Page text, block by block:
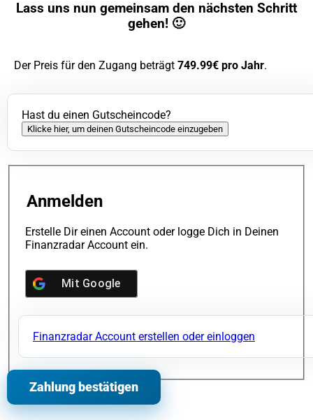
Lass uns nun gemeinsam den nächsten Schritt
gehen! 🙂
Der Preis für den Zugang beträgt 749.99€ pro Jahr.
Hast du einen Gutscheincode?
Klicke hier, um deinen Gutscheincode einzugeben
Anmelden
Erstelle Dir einen Account oder logge Dich in Deinen
Finanzradar Account ein.
Mit Google
Finanzradar Account erstellen oder einloggen